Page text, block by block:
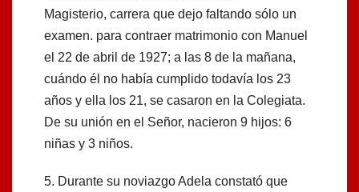
Magisterio, carrera que dejo faltando sólo un
examen. para contraer matrimonio con Manuel
el 22 de abril de 1927; a las 8 de la mañana,
cuándo él no había cumplido todavía los 23
años y ella los 21, se casaron en la Colegiata.
De su unión en el Señor, nacieron 9 hijos: 6
niñas y 3 niños.
5. Durante su noviazgo Adela constató que